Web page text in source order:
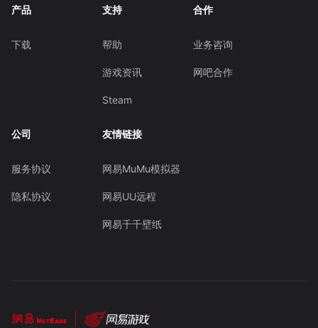
产品
下载
支持
帮助
游戏资讯
Steam
合作
业务咨询
网吧合作
公司
服务协议
隐私协议
友情链接
网易MuMu模拟器
网易UU远程
网易千千壁纸